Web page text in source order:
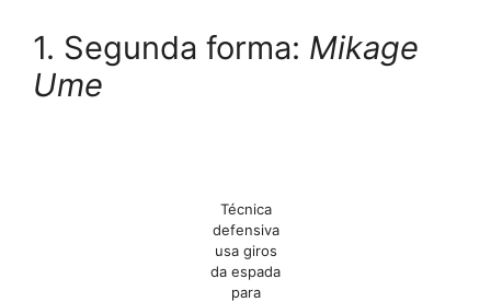
1. Segunda forma: Mikage
Ume
Técnica
defensiva
usa giros
da espada
para